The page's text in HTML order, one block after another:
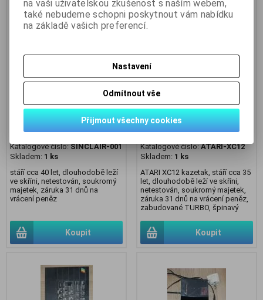
SINCLAIR - joystick interface
dktronicsl starší .. cena na
dotaz / price on request
Katalogové číslo:SINCLAIR-001
Skladem: 1 ks
stáří cca 40 let, dlouhodobě leží
ve skříni, netestován, soukromý
majetek, záruka 31 dnů na
vrácení peněz
Koupit
ATARI XC12, datarecorder,
starší .. cena na dotaz / price
on request
Katalogové číslo:ATARI-XC12
Skladem: 1 ks
ATARI XC12 kazetak, stáří cca 35
let, dlouhodobě leží ve skříni,
netestován, soukromý majetek,
záruka 31 dnů na vrácení peněz,
zabudované TURBO, špinavý
Koupit
na vaši uživatelskou zkušenost s naším webem,
také nebudeme schopni poskytnout vám nabídku
na základě vašich preferencí.
Nastavení
Odmítnout vše
Přijmout všechny cookies